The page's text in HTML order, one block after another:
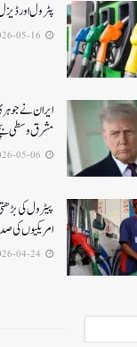
پٹرول اور ڈیزل کی
ایران نے
مشرق وسطی
پیٹرول کی
امریکیوں کی